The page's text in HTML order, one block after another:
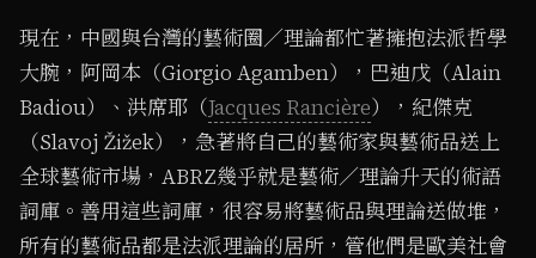
現在，中國與台灣的藝術圈／理論都忙著擁抱法派哲學
大腕，阿岡本（Giorgio Agamben），巴迪戊（Alain
Badiou）、洪席耶（Jacques Rancière），紀傑克
（Slavoj Žižek），急著將自己的藝術家與藝術品送上
全球藝術市場，ABRZ幾乎就是藝術／理論升天的術語
詞庫。善用這些詞庫，很容易將藝術品與理論送做堆，
所有的藝術品都是法派理論的居所，管他們是歐美社會